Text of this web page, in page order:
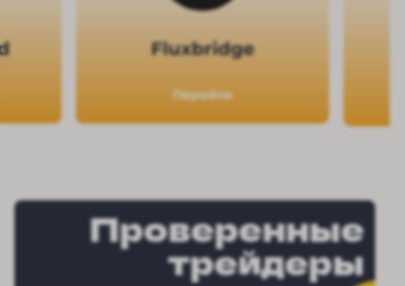
Fluxbridge
Перейти
Проверенные
трейдеры